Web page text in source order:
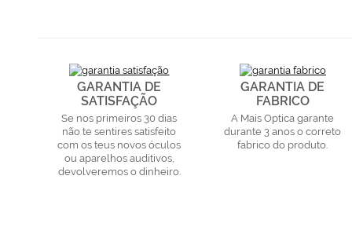
GARANTIA DE
SATISFAÇÃO
Se nos primeiros 30 dias
não te sentires satisfeito
com os teus novos óculos
ou aparelhos auditivos,
devolveremos o dinheiro.
GARANTIA DE
FABRICO
A Mais Optica garante
durante 3 anos o correto
fabrico do produto.